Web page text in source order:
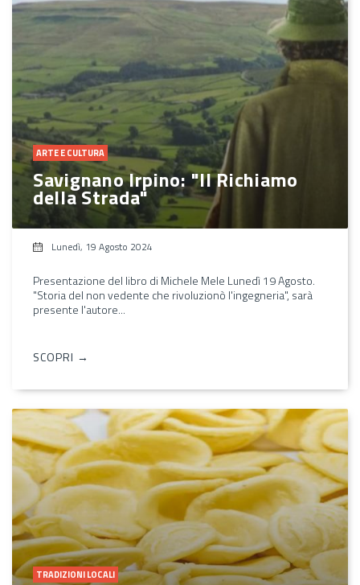
ARTE E CULTURA
Savignano Irpino: "Il Richiamo
della Strada"
Lunedì, 19 Agosto 2024
Presentazione del libro di Michele Mele Lunedì 19 Agosto.
"Storia del non vedente che rivoluzionò l'ingegneria", sarà
presente l'autore...
SCOPRI →
TRADIZIONI LOCALI